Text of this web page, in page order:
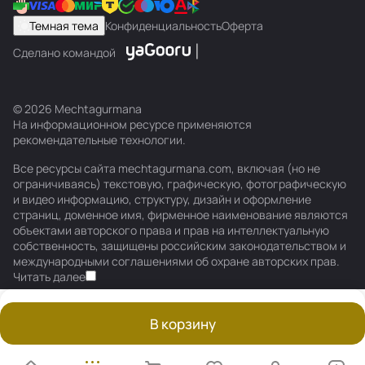
В корзину
Темная тема КонфиденциальностьОферта
Сделано командой
© 2026 Mechtagurmana
На информационном ресурсе применяются
рекомендательные технологии.
Все ресурсы сайта mechtagurmana.com, включая (но не
ограничиваясь) текстовую, графическую, фотографическую
и видео информацию, структуру, дизайн и оформление
страниц, доменное имя, фирменное наименование являются
объектами авторского права и прав на интеллектуальную
собственность, защищены российским законодательством и
международными соглашениями об охране авторских прав.
Читать далее